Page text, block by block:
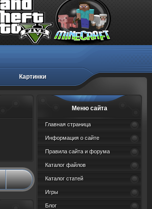
Картинки
Меню сайта
Главная страница
Информация о сайте
Правила сайта и форума
Каталог файлов
Каталог статей
Игры
Блог
НОВЫЙ МАТЕРИАЛ